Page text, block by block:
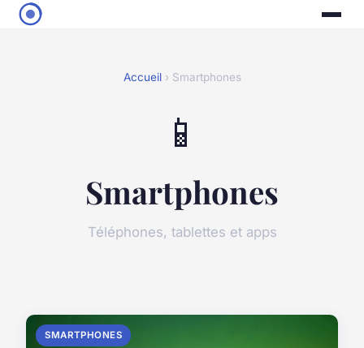
Accueil› Smartphones
📱
Smartphones
Téléphones, tablettes et apps
SMARTPHONES